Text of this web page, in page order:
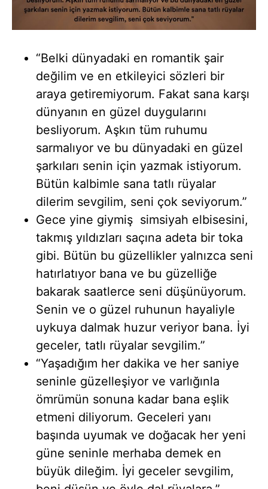
“Belki dünyadaki en romantik şair
değilim ve en etkileyici sözleri bir
araya getiremiyorum. Fakat sana karşı
dünyanın en güzel duygularını
besliyorum. Aşkın tüm ruhumu
sarmalıyor ve bu dünyadaki en güzel
şarkıları senin için yazmak istiyorum.
Bütün kalbimle sana tatlı rüyalar
dilerim sevgilim, seni çok seviyorum.”
Gece yine giymiş simsiyah elbisesini,
takmış yıldızları saçına adeta bir toka
gibi. Bütün bu güzellikler yalnızca seni
hatırlatıyor bana ve bu güzelliğe
bakarak saatlerce seni düşünüyorum.
Senin ve o güzel ruhunun hayaliyle
uykuya dalmak huzur veriyor bana. İyi
geceler, tatlı rüyalar sevgilim.”
“Yaşadığım her dakika ve her saniye
seninle güzelleşiyor ve varlığınla
ömrümün sonuna kadar bana eşlik
etmeni diliyorum. Geceleri yanı
başında uyumak ve doğacak her yeni
güne seninle merhaba demek en
büyük dileğim. İyi geceler sevgilim,